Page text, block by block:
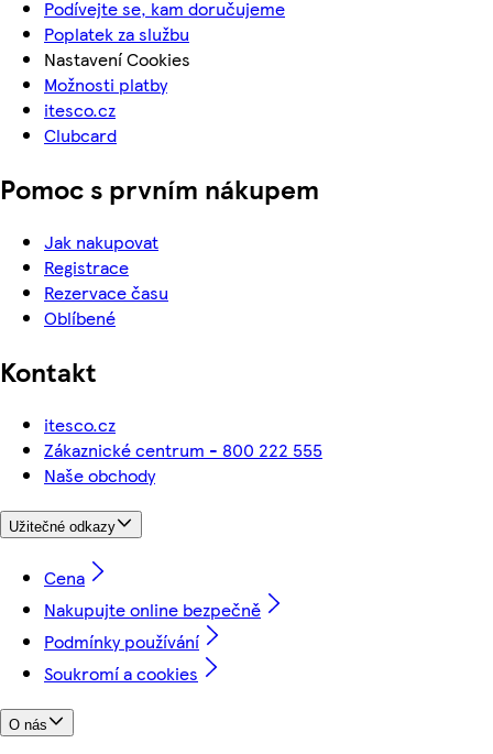
Podívejte se, kam doručujeme
Poplatek za službu
Nastavení Cookies
Možnosti platby
itesco.cz
Clubcard
Pomoc s prvním nákupem
Jak nakupovat
Registrace
Rezervace času
Oblíbené
Kontakt
itesco.cz
Zákaznické centrum - 800 222 555
Naše obchody
Užitečné odkazy
Cena
Nakupujte online bezpečně
Podmínky používání
Soukromí a cookies
O nás